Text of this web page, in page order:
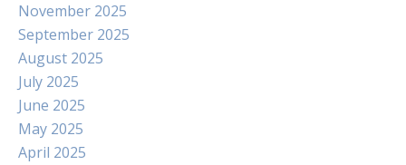
November 2025
September 2025
August 2025
July 2025
June 2025
May 2025
April 2025